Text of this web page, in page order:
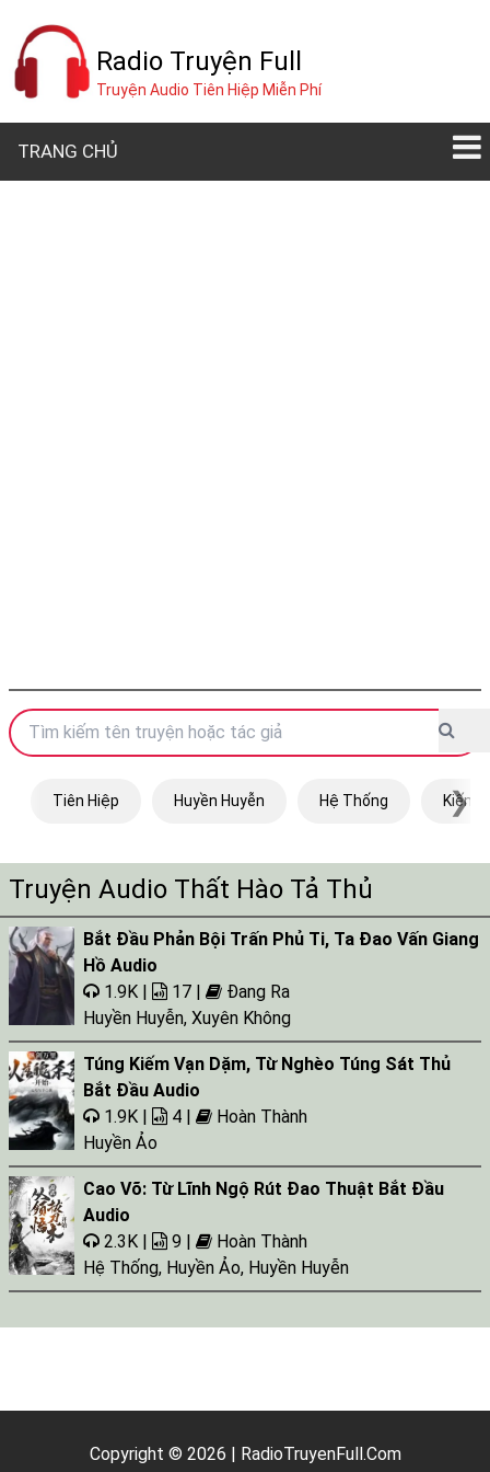
Radio Truyện Full
Truyện Audio Tiên Hiệp Miễn Phí
TRANG CHỦ
Tiên Hiệp Huyền Huyễn Hệ Thống Kiếm
❯
Truyện Audio Thất Hào Tả Thủ
Bắt Đầu Phản Bội Trấn Phủ Ti, Ta Đao Vấn Giang
Hồ Audio
1.9K |
17 |
Đang Ra
Huyền Huyễn, Xuyên Không
Túng Kiếm Vạn Dặm, Từ Nghèo Túng Sát Thủ
Bắt Đầu Audio
1.9K |
4 |
Hoàn Thành
Huyền Ảo
Cao Võ: Từ Lĩnh Ngộ Rút Đao Thuật Bắt Đầu
Audio
2.3K |
9 |
Hoàn Thành
Hệ Thống, Huyền Ảo, Huyền Huyễn
Copyright © 2026 | RadioTruyenFull.Com